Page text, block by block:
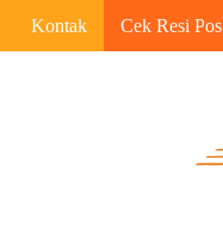
Kontak Cek Resi Pos